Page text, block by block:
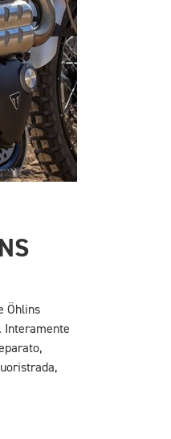
Öhlins
Interamente